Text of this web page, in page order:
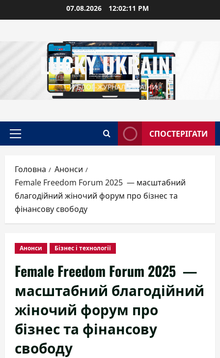
до
07.08.2026 12:02:12 PM
LUCKY UKRAINE
1-Й БЛОГ-ЖУРНАЛ УКРАЇНИ
Головне
СПОСТЕРІГАТИ
Головна
Анонси
Female Freedom Forum 2025 — масштабний
благодійний жіночий форум про бізнес та
фінансову свободу
Анонси Бізнес і технології
Female Freedom Forum 2025 —
масштабний благодійний
жіночий форум про
бізнес та фінансову
свободу